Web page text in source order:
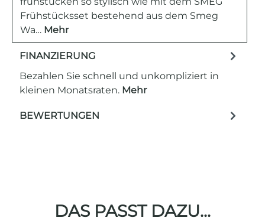
Frühstücksset bestehend aus dem Smeg
Wa… Mehr
FINANZIERUNG
Bezahlen Sie schnell und unkompliziert in
kleinen Monatsraten. Mehr
BEWERTUNGEN
DAS PASST DAZU...